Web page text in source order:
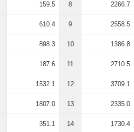
159.5
610.4
898.3
187.6
1532.1
1807.0
351.1
8 2266.7
9 2558.5
10 1386.8
11 2710.5
12 3709.1
13 2335.0
14 1730.4